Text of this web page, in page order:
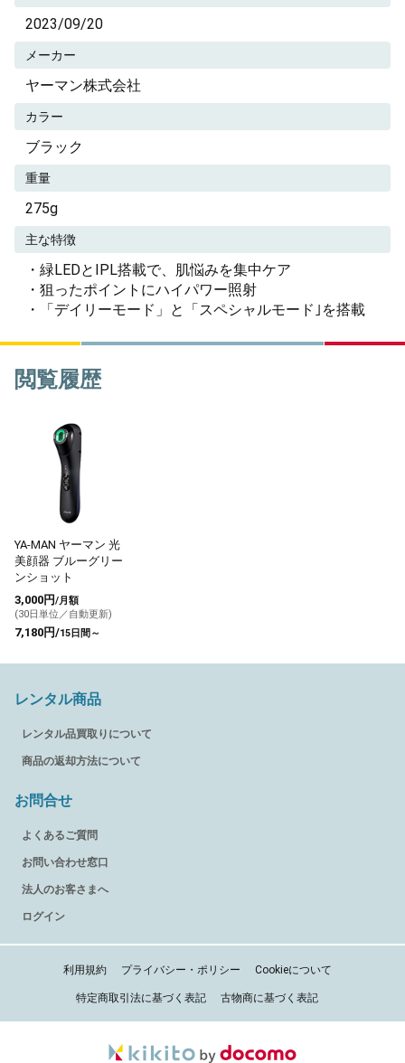
2023/09/20
メーカー
ヤーマン株式会社
カラー
ブラック
重量
275g
主な特徴
・緑LEDとIPL搭載で、肌悩みを集中ケア
・狙ったポイントにハイパワー照射
・「デイリーモード」と「スペシャルモード｣を搭載
閲覧履歴
YA-MAN ヤーマン 光
美顔器 ブルーグリー
ンショット
3,000円/月額
(30日単位／自動更新)
7,180円/15日間～
レンタル商品
レンタル品買取りについて
商品の返却方法について
お問合せ
よくあるご質問
お問い合わせ窓口
法人のお客さまへ
ログイン
利用規約 プライバシー・ポリシー Cookieについて
特定商取引法に基づく表記 古物商に基づく表記